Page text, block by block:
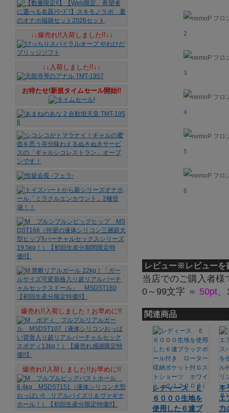
レビュー※レビューを
当店でのご購入者
0～99文字 ＝ 50pt
関連商品
レディース Ｅ
６０００生地を
使用した６連ブ
キ
エ
力
↓↓爆売れ!!入荷しました!!↓↓
↓↓入荷しました!!↓↓
お待たせ!新規タイムセール開始!!
爆売れ!!入荷しました！お早めに!!
爆売れ!!入荷しました!!お早めに!!